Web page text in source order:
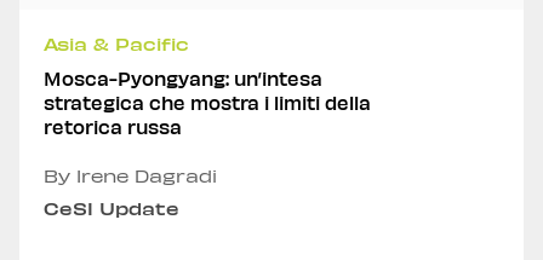
Asia & Pacific
Mosca-Pyongyang: un’intesa
strategica che mostra i limiti della
retorica russa
By Irene Dagradi
CeSI Update